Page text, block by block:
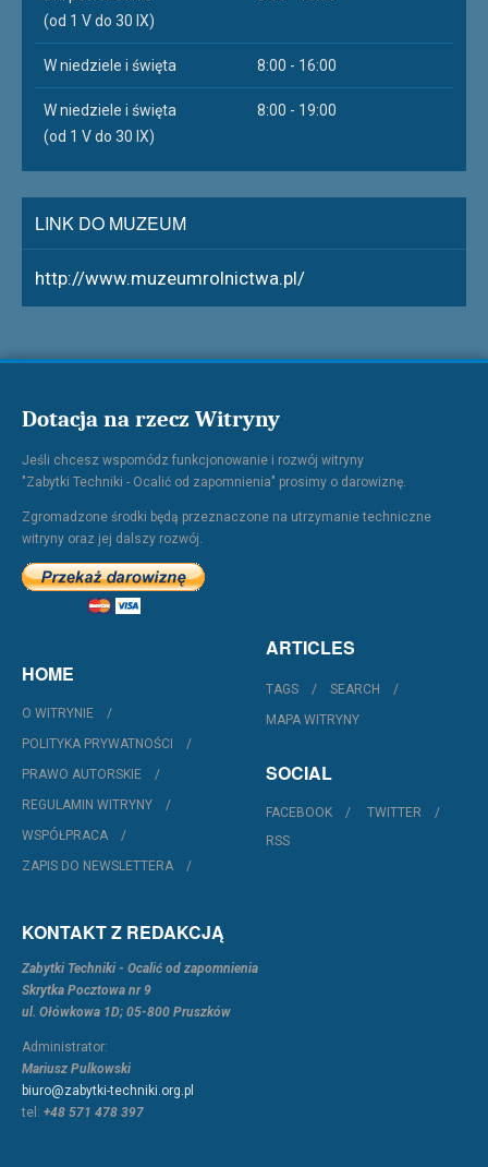
(od 1 V do 30 IX)
W niedziele i święta 8:00 - 16:00
W niedziele i święta
(od 1 V do 30 IX)
8:00 - 19:00
LINK DO MUZEUM
http://www.muzeumrolnictwa.pl/
Dotacja na rzecz Witryny
Jeśli chcesz wspomódz funkcjonowanie i rozwój witryny
"Zabytki Techniki - Ocalić od zapomnienia" prosimy o darowiznę.
Zgromadzone środki będą przeznaczone na utrzymanie techniczne
witryny oraz jej dalszy rozwój.
HOME
O WITRYNIE
POLITYKA PRYWATNOŚCI
PRAWO AUTORSKIE
REGULAMIN WITRYNY
WSPÓŁPRACA
ZAPIS DO NEWSLETTERA
ARTICLES
TAGS
SEARCH
MAPA WITRYNY
SOCIAL
FACEBOOK
TWITTER
RSS
KONTAKT Z REDAKCJĄ
Zabytki Techniki - Ocalić od zapomnienia
Skrytka Pocztowa nr 9
ul. Ołówkowa 1D; 05-800 Pruszków
Administrator:
Mariusz Pulkowski
biuro@zabytki-techniki.org.pl
tel: +48 571 478 397